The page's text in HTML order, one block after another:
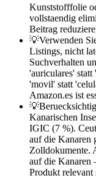
Kunststofffolie
vollstaendig
Beitrag
💡Verwenden
Listings, nicht
Suchverhalten
'auriculares'
'movil' statt
Amazon.es ist
💡
Kanarischen
IGIC (7 %).
auf die Kanaren
Zolldokumente.
auf die Kanaren
Produkt relevant